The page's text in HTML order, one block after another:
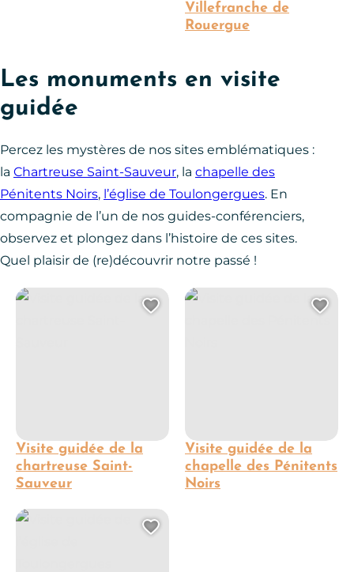
Villefranche de
Rouergue
Les monuments en visite
guidée
Percez les mystères de nos sites emblématiques :
la Chartreuse Saint-Sauveur, la chapelle des
Pénitents Noirs, l’église de Toulongergues. En
compagnie de l’un de nos guides-conférenciers,
observez et plongez dans l’histoire de ces sites.
Quel plaisir de (re)découvrir notre passé !
Visite guidée de la
chartreuse Saint-
Sauveur
Visite guidée de la chartreuse Saint-Sauveur
Ajouter cette page au
Visite guidée de la
chapelle des Pénitents
Noirs
Visite guidée de la chapelle
Visite guidée de l’église de Toulongergues
Ajouter cette page au